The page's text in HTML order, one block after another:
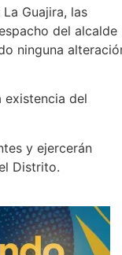
Guajira, las
del alcalde
ninguna
existencia del
y ejercerán
Distrito.